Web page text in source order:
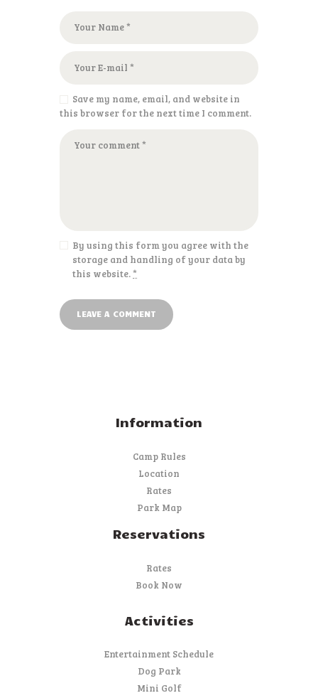
Save my name, email, and website in
this browser for the next time I comment.
By using this form you agree with the
storage and handling of your data by
this website.*
Information
Camp Rules
Location
Rates
Park Map
Reservations
Rates
Book Now
Activities
Entertainment Schedule
Dog Park
Mini Golf